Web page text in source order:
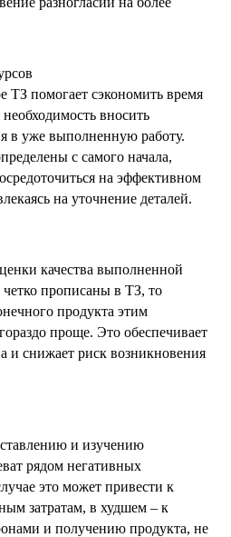
ТЗ помогает сэкономить время
вносить
в уже выполненную работу.
с самого начала,
на эффективном
на уточнение деталей.
качества выполненной
прописаны в ТЗ, то
продукта этим
проще. Это обеспечивает
и снижает риск возникновения
и изучению
рядом негативных
это может привести к
затратам, в худшем – к
и получению продукта, не